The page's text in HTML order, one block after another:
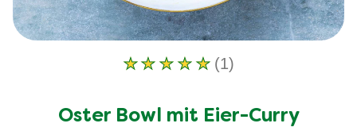
Die
Bewertung
(1)
Oster Bowl mit Eier-Curry